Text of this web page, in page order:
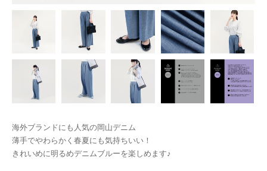
海外ブランドにも人気の岡山デニム
薄手でやわらかく春夏にも気持ちいい！
きれいめに明るめデニムブルーを楽しめます♪